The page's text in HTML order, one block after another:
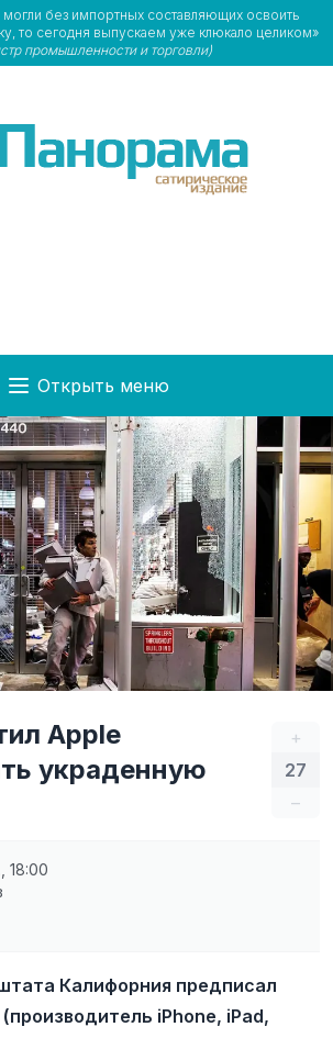
могли без импортных составляющих освоить
то сегодня выпускаем уже клюкало целиком»
промышленности и торговли)
Открыть меню
+
27
–
Apple
украденную
18:00
Калифорния предписал
iPhone, iPad,